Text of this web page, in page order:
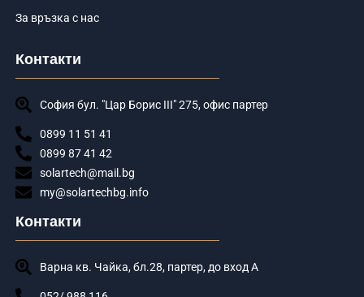
За връзка с нас
Контакти
София бул. "Цар Борис III" 275, офис партер
0899 11 51 41
0899 87 41 42
solartech@mail.bg
my@solartechbg.info
Контакти
Варна кв. Чайка, бл.28, партер, до вход А